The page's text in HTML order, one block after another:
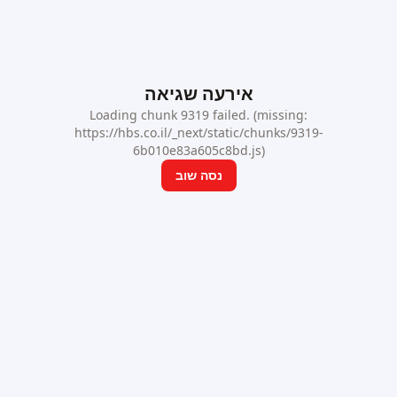
אירעה שגיאה
Loading chunk 9319 failed. (missing:
https://hbs.co.il/_next/static/chunks/9319-
6b010e83a605c8bd.js)